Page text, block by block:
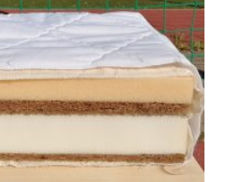
178
000 Ft